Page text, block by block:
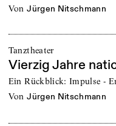
von Jürgen Nitschmann
Tanztheater
Vierzig Jahre
Ein Rückblick: Impulse -
von Jürgen Nitschmann